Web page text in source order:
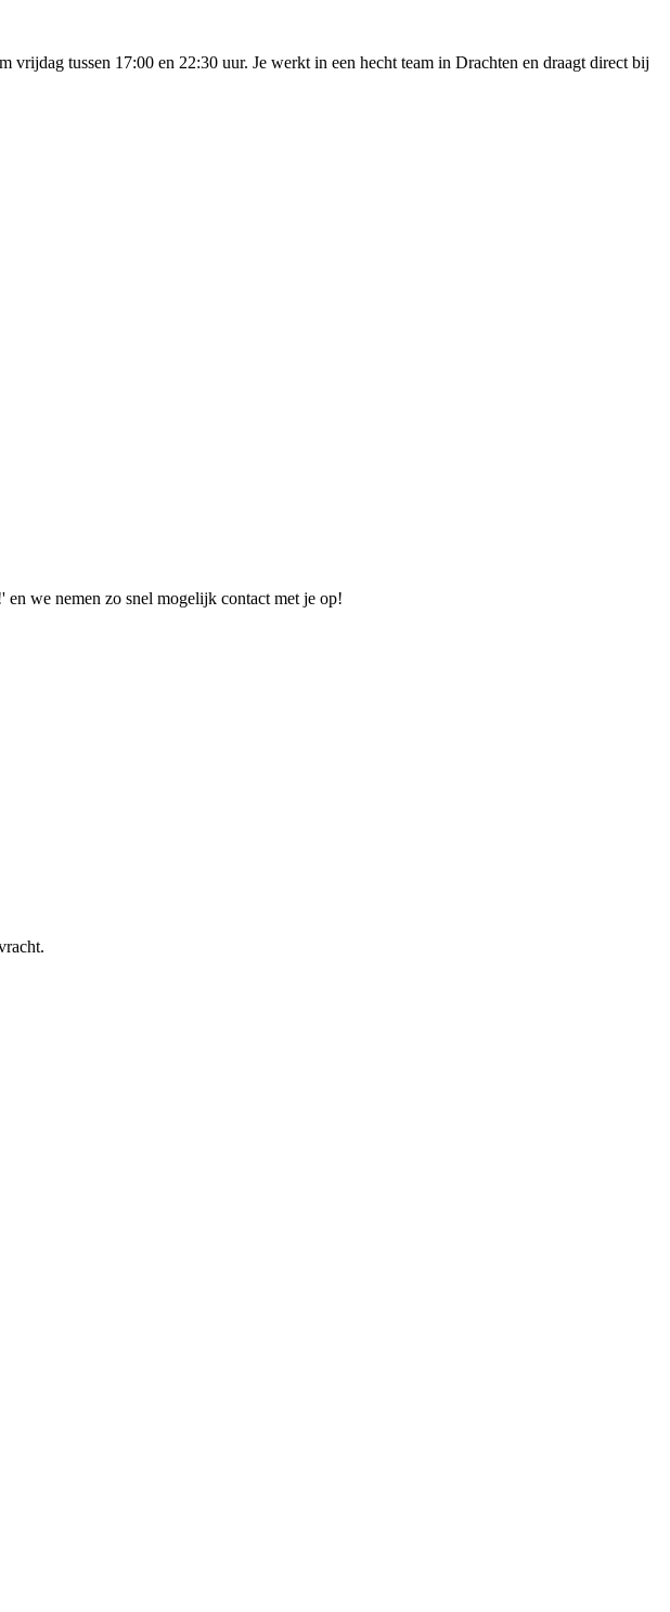
vrijdag tussen 17:00 en 22:30 uur. Je werkt in een hecht team in Drachten en draagt direct bij
we nemen zo snel mogelijk contact met je op!